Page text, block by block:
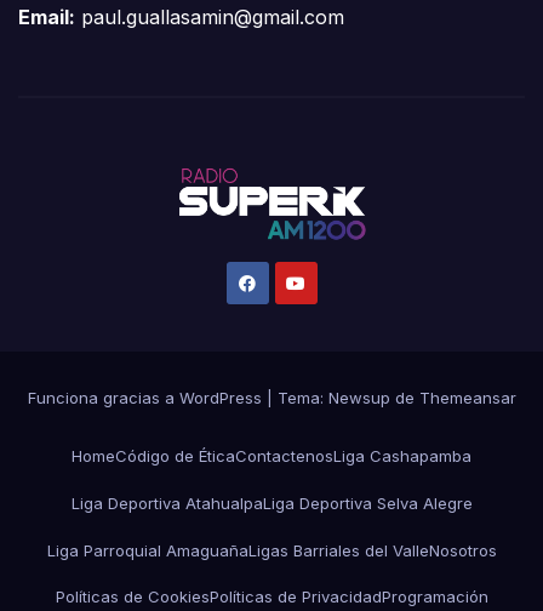
Email: paul.guallasamin@gmail.com
Funciona gracias a WordPress Tema: Newsup de Themeansar
HomeCódigo de ÉticaContactenosLiga Cashapamba
Liga Deportiva AtahualpaLiga Deportiva Selva Alegre
Liga Parroquial AmaguañaLigas Barriales del ValleNosotros
Políticas de CookiesPolíticas de PrivacidadProgramación